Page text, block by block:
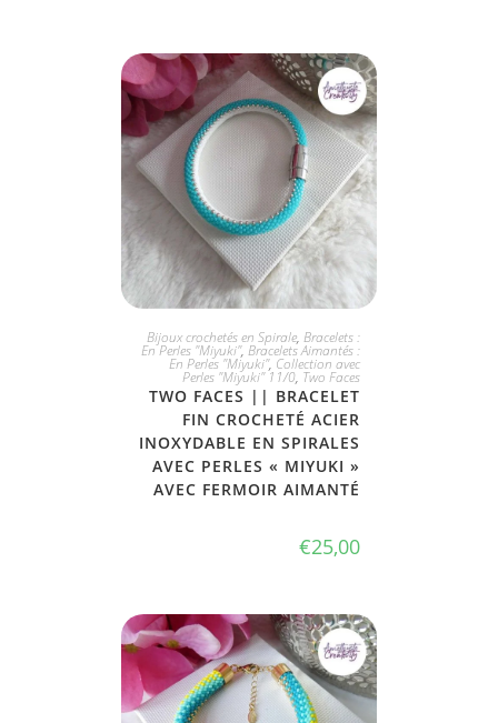
JE L'ADOPTE
Bijoux crochetés en Spirale, Bracelets :
En Perles "Miyuki", Bracelets Aimantés :
En Perles "Miyuki", Collection avec
Perles "Miyuki" 11/0, Two Faces
TWO FACES || BRACELET
FIN CROCHETÉ ACIER
INOXYDABLE EN SPIRALES
AVEC PERLES « MIYUKI »
AVEC FERMOIR AIMANTÉ
€25,00